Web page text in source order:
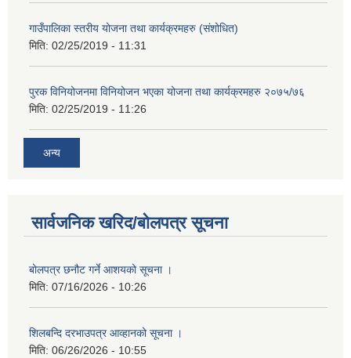
गाउँपालिका स्तरीय योजना तथा कार्यक्रमहरु (स‌ंशोधित)
मिति: 02/25/2019 - 11:31
पुरक विनियोजनमा विनियोजन भएका योजना तथा कार्यक्रमहरु २०७५/७६
मिति: 02/25/2019 - 11:26
अन्य
सार्वजनिक खरिद/बोलपत्र सूचना
बोलपत्र छनौट गर्ने आशयको सूचना ।
मिति: 07/16/2026 - 10:26
शिलबन्दि दरभाउपत्र आव्हानको सूचना ।
मिति: 06/26/2026 - 10:55